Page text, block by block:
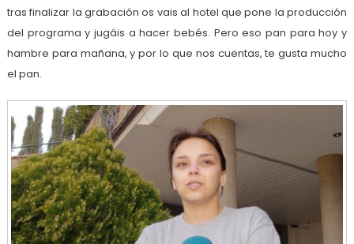
tras finalizar la grabación os vais al hotel que pone la producción
del programa y jugáis a hacer bebés. Pero eso pan para hoy y
hambre para mañana, y por lo que nos cuentas, te gusta mucho
el pan.